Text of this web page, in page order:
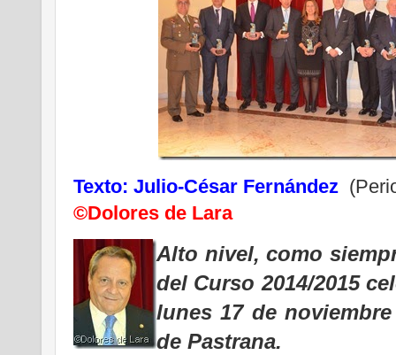
Texto: Julio-César Fernández
©Dolores de Lara
Alto nivel, como
del Curso 2014/2015
lunes 17 de
de Pastrana.